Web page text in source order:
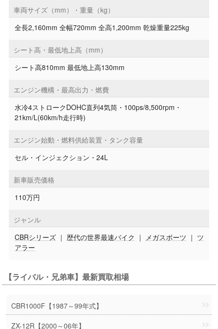
車両サイズ（mm）・重量（kg）
全長2,160mm 全幅720mm 全高1,200mm 乾燥重量225kg
シート高・最低地上高（mm）
シート高810mm 最低地上高130mm
エンジン機構・最高出力・燃費
水冷4ストロークDOHC直列4気筒・100ps/8,500rpm・
21km/L(60km/h走行時)
エンジン始動・燃料供給装置・タンク容量
セル・インジェクション・24L
新車販売価格
110万円
ジャンル
CBRシリーズ ｜ 歴代の世界最速バイク ｜ メガスポーツ ｜ ツ
アラー
【ライバル・兄弟車】最新買取相場
CBR1000F【1987～99年式】
ZX-12R【2000～06年】